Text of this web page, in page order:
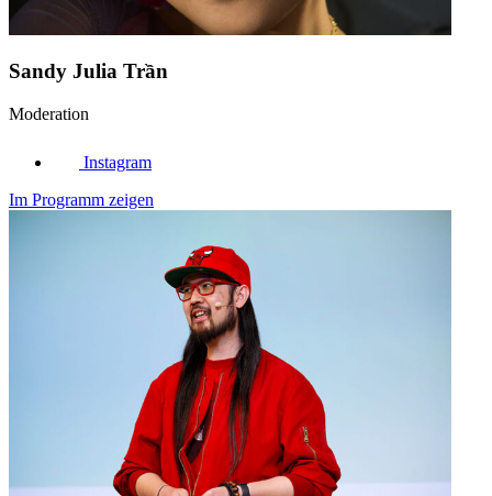
Sandy Julia Trần
Moderation
Instagram
Im Programm zeigen